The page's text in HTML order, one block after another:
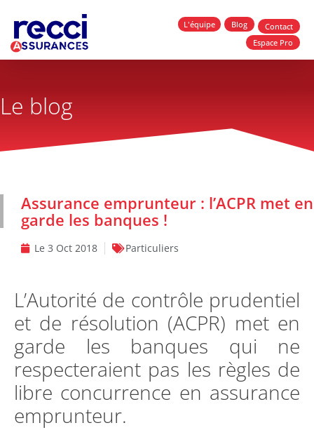
L'équipe Blog
Contact
Espace Pro
Le blog
Assurance emprunteur : l’ACPR met en
garde les banques !
Le 3 Oct 2018 Particuliers
L’Autorité de contrôle prudentiel
et de résolution (ACPR) met en
garde les banques qui ne
respecteraient pas les règles de
libre concurrence en assurance
emprunteur.